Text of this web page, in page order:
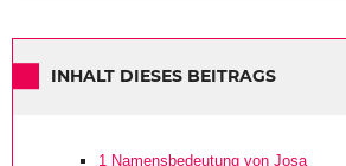
INHALT DIESES BEITRAGS
1 Namensbedeutung von Josa